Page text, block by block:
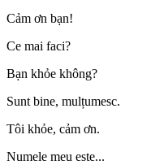
Cảm ơn bạn!
Ce mai faci?
Bạn khỏe không?
Sunt bine, mulțumesc.
Tôi khỏe, cảm ơn.
Numele meu este...